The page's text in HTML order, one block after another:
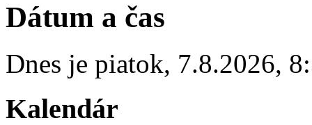
Dátum a čas
Dnes je piatok, 7.8.2026,
Kalendár